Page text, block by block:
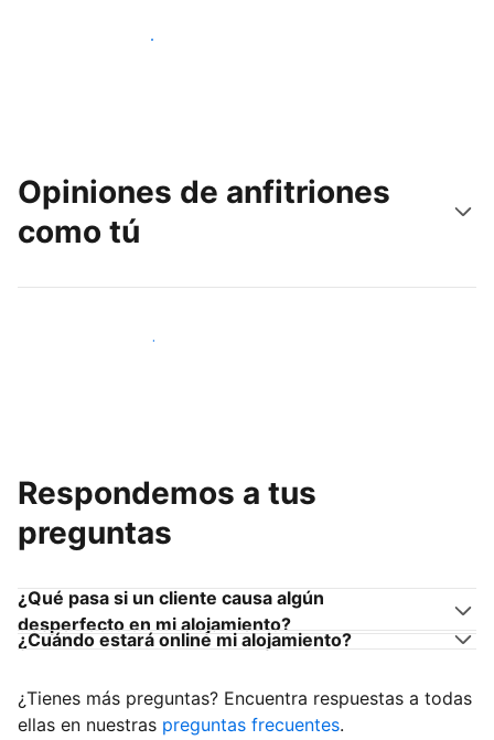
Llega a nuevos clientes hoy
Opiniones de anfitriones
como tú
Únete a anfitriones como tú
Respondemos a tus
preguntas
¿Qué pasa si un cliente causa algún
desperfecto en mi alojamiento?
¿Cuándo estará online mi alojamiento?
¿Tienes más preguntas? Encuentra respuestas a todas
ellas en nuestras preguntas frecuentes.